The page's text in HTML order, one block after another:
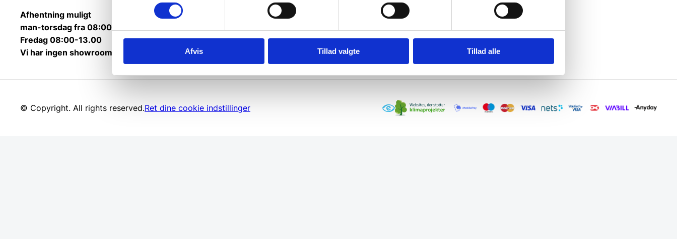
Afvis Tillad valgte Tillad alle
Afhentning muligt
man-torsdag fra 08:00-16:00.
Fredag 08:00-13.00
Vi har ingen showroom.
© Copyright. All rights reserved.Ret dine cookie indstillinger